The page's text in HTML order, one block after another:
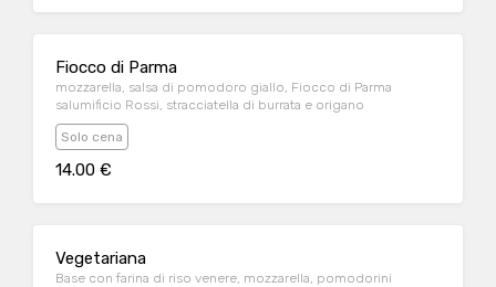
Fiocco di Parma
mozzarella, salsa di pomodoro giallo, Fiocco di Parma
salumificio Rossi, stracciatella di burrata e origano
Solo cena
14.00 €
Vegetariana
Base con farina di riso venere, mozzarella, pomodorini